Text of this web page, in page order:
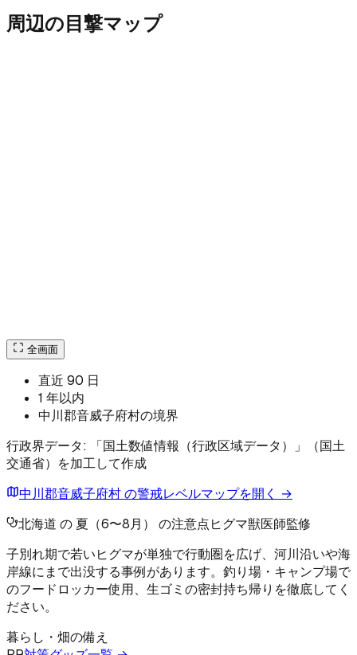
周辺の目撃マップ
全画面
直近 90 日
1 年以内
中川郡音威子府村の境界
行政界データ: 「国土数値情報（行政区域データ）」（国土
交通省）を加工して作成
中川郡音威子府村 の警戒レベルマップを開く →
北海道 の 夏（6〜8月） の注意点ヒグマ獣医師監修
子別れ期で若いヒグマが単独で行動圏を広げ、河川沿いや海
岸線にまで出没する事例があります。釣り場・キャンプ場で
のフードロッカー使用、生ゴミの密封持ち帰りを徹底してく
ださい。
暮らし・畑の備え